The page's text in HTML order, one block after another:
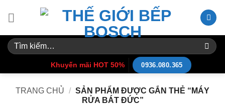
Tìm
kiếm:
Khuyến mãi HOT 50% 0936.080.365
TRANG CHỦ / SẢN PHẨM ĐƯỢC GẮN THẺ “MÁY
RỬA BÁT ĐỨC”